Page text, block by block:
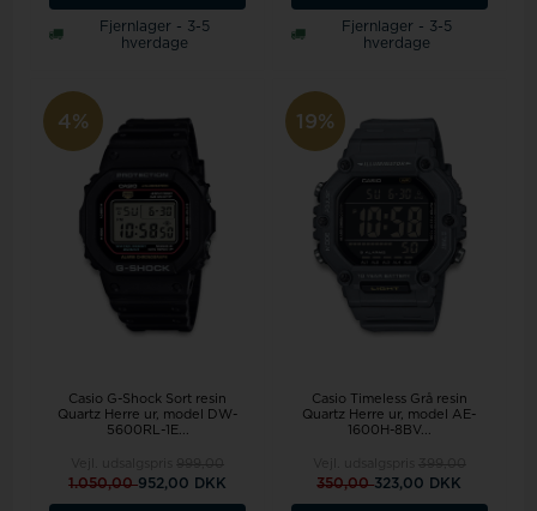
Fjernlager - 3-5
hverdage
Fjernlager - 3-5
hverdage
4%
Casio G-Shock Sort resin
Quartz Herre ur, model DW-
5600RL-1E...
1.050,00952,00 DKK
19%
Casio Timeless Grå resin
Quartz Herre ur, model AE-
1600H-8BV...
350,00323,00 DKK